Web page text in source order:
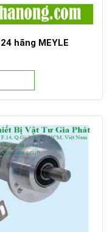
hãng MEYLE